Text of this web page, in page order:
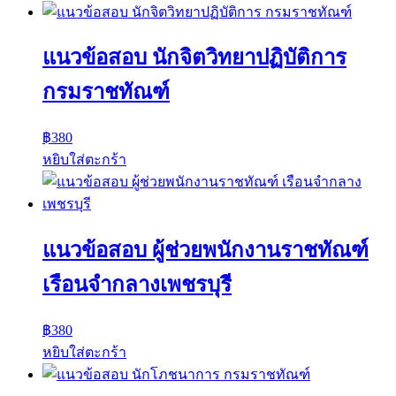
แนวข้อสอบ นักจิตวิทยาปฏิบัติการ
กรมราชทัณฑ์
฿380
หยิบใส่ตะกร้า
แนวข้อสอบ ผู้ช่วยพนักงานราชทัณฑ์
เรือนจำกลางเพชรบุรี
฿380
หยิบใส่ตะกร้า